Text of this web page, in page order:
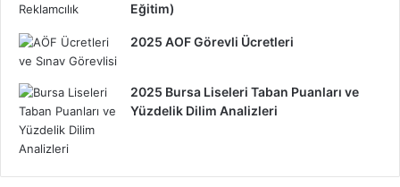
Eğitim)
2025 AOF Görevli Ücretleri
2025 Bursa Liseleri Taban Puanları ve
Yüzdelik Dilim Analizleri